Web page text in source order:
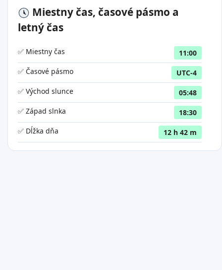
Miestny čas, časové pásmo a
letný čas
✅ Miestny čas
11:00
✅ Časové pásmo
UTC-4
✅ Východ slunce
05:48
✅ Západ slnka
18:30
✅ Dĺžka dňa
12 h 42 m